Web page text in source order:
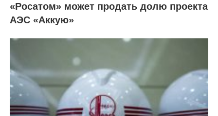
«Росатом» может продать долю проекта
АЭС «Аккую»